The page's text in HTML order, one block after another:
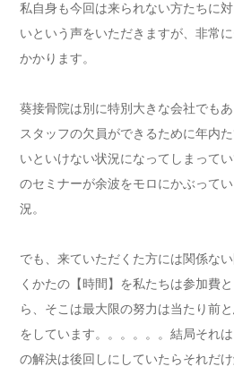
私自身も今回は来られない方たちに
いという声をいただきますが、非常
かかります。
葵接骨院は別に特別大きな会社でも
スタッフの欠員ができるために年内
いといけない状況になってしまって
のセミナーが余波をモロにかぶって
況。
でも、来ていただくた方には関係な
くかたの【時間】を私たちは参加費
ら、そこは最大限の努力は当たり前
をしています。。。。。。結局それ
の解決は後回しにしていたらそれだ